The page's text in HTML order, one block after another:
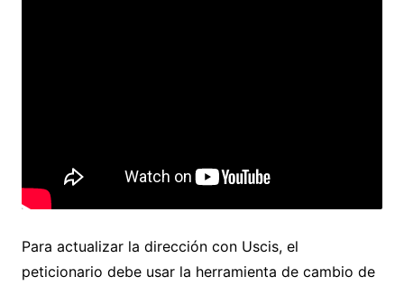
Para actualizar la dirección con Uscis, el
peticionario debe usar la herramienta de cambio de